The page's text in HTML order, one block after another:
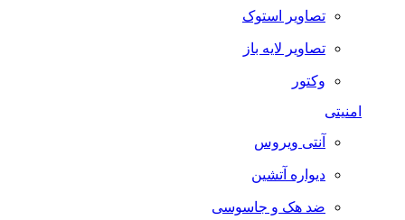
تصاویر استوک
تصاویر لایه باز
وکتور
آنتی ویروس
دیواره آتشین
ضد هک و جاسوسی